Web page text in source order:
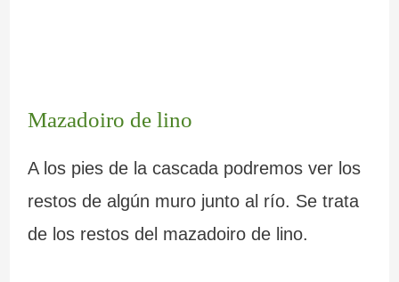
Mazadoiro de lino
A los pies de la cascada podremos ver los
restos de algún muro junto al río. Se trata
de los restos del mazadoiro de lino.